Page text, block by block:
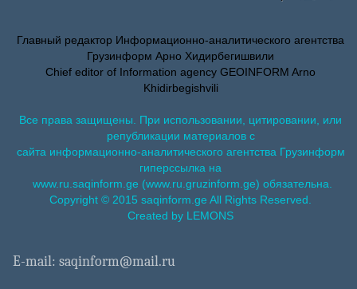
Главный редактор Информационно-аналитического агентства
Грузинформ Арно Хидирбегишвили
Chief editor of Information agency GEOINFORM Arno
Khidirbegishvili
Все права защищены. При использовании, цитировании, или
републикации материалов с
сайта информационно-аналитического агентства Грузинформ
гиперссылка на
www.ru.saqinform.ge (www.ru.gruzinform.ge) обязательна.
Copyright © 2015 saqinform.ge All Rights Reserved.
Created by LEMONS
E-mail: saqinform@mail.ru